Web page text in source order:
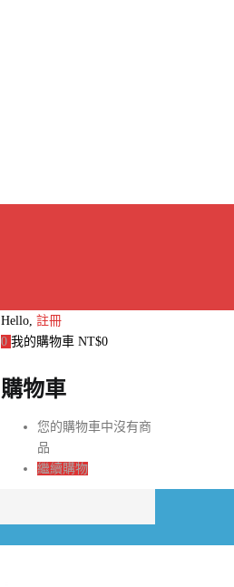
Hello, 註冊
0 我的購物車 NT$0
購物車
您的購物車中沒有商
品
繼續購物